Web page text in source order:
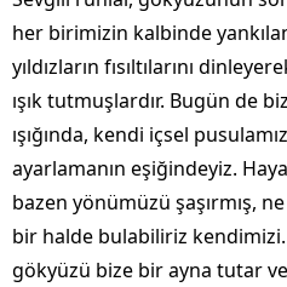
her birimizin kalbinde
yıldızların fısıltılarını
ışık tutmuşlardır. Bugün de
ışığında, kendi içsel
ayarlamanın eşiğindeyiz.
bazen yönümüzü şaşırmış,
bir halde bulabiliriz
gökyüzü bize bir ayna tutar